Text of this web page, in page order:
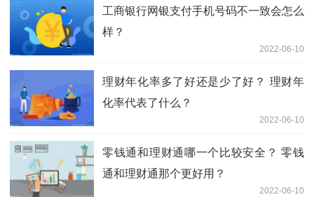
工商银行网银支付手机号码不一致会怎么
样？
2022-06-10
理财年化率多了好还是少了好？ 理财年
化率代表了什么？
2022-06-10
零钱通和理财通哪一个比较安全？ 零钱
通和理财通那个更好用？
2022-06-10